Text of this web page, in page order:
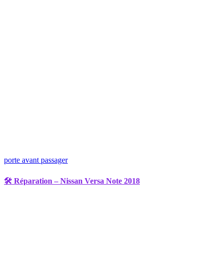
porte avant passager
🛠️ Réparation – Nissan Versa Note 2018